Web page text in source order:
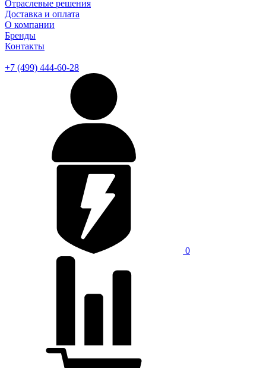
Отраслевые решения
Доставка и оплата
О компании
Бренды
Контакты
+7 (499) 444-60-28
0